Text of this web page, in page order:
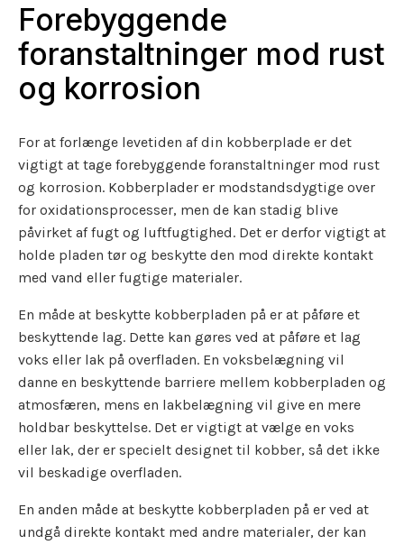
Forebyggende
foranstaltninger mod rust
og korrosion
For at forlænge levetiden af din kobberplade er det
vigtigt at tage forebyggende foranstaltninger mod rust
og korrosion. Kobberplader er modstandsdygtige over
for oxidationsprocesser, men de kan stadig blive
påvirket af fugt og luftfugtighed. Det er derfor vigtigt at
holde pladen tør og beskytte den mod direkte kontakt
med vand eller fugtige materialer.
En måde at beskytte kobberpladen på er at påføre et
beskyttende lag. Dette kan gøres ved at påføre et lag
voks eller lak på overfladen. En voksbelægning vil
danne en beskyttende barriere mellem kobberpladen og
atmosfæren, mens en lakbelægning vil give en mere
holdbar beskyttelse. Det er vigtigt at vælge en voks
eller lak, der er specielt designet til kobber, så det ikke
vil beskadige overfladen.
En anden måde at beskytte kobberpladen på er ved at
undgå direkte kontakt med andre materialer, der kan